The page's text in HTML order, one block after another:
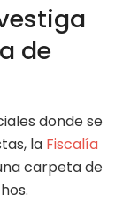
de
donde se
la Fiscalía
carpeta de